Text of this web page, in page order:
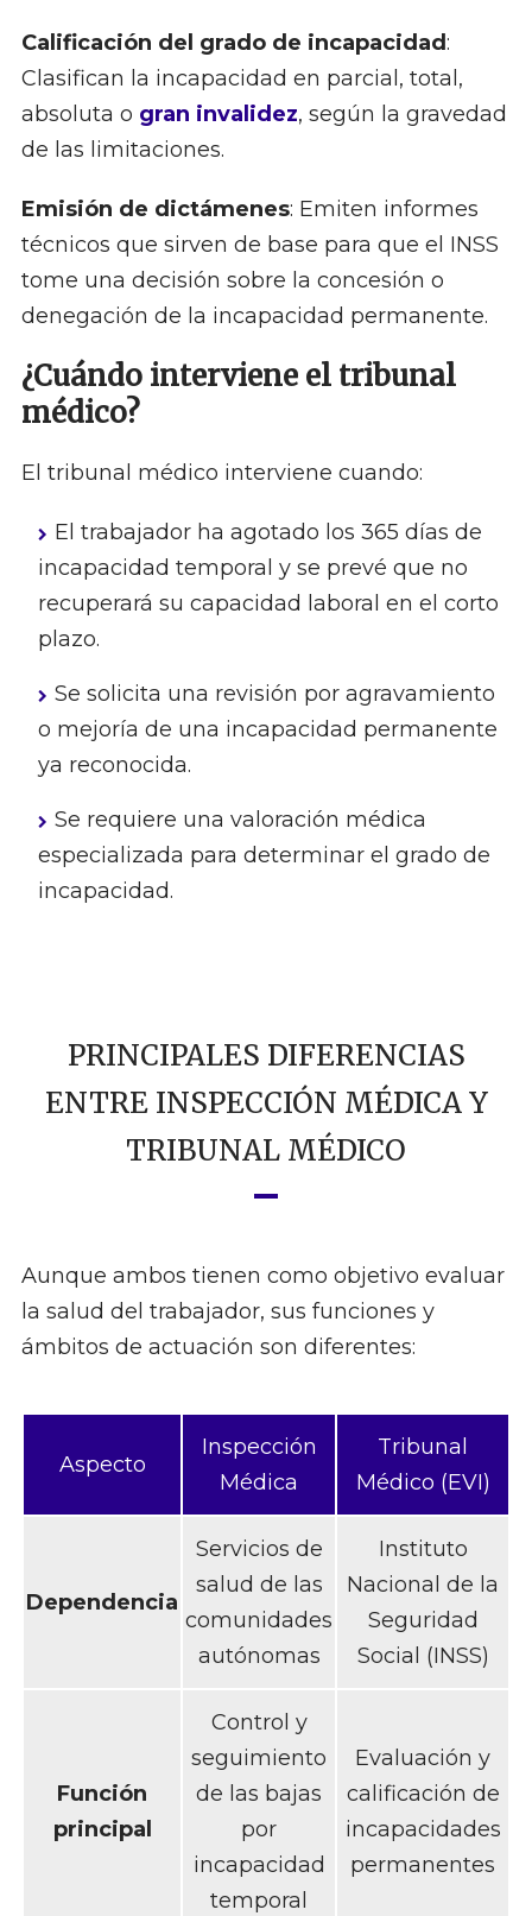
Calificación del grado de incapacidad:
Clasifican la incapacidad en parcial, total,
absoluta o gran invalidez, según la gravedad
de las limitaciones.
Emisión de dictámenes: Emiten informes
técnicos que sirven de base para que el INSS
tome una decisión sobre la concesión o
denegación de la incapacidad permanente.
¿Cuándo interviene el tribunal
médico?
El tribunal médico interviene cuando:
El trabajador ha agotado los 365 días de
incapacidad temporal y se prevé que no
recuperará su capacidad laboral en el corto
plazo.
Se solicita una revisión por agravamiento
o mejoría de una incapacidad permanente
ya reconocida.
Se requiere una valoración médica
especializada para determinar el grado de
incapacidad.
PRINCIPALES DIFERENCIAS
ENTRE INSPECCIÓN MÉDICA Y
TRIBUNAL MÉDICO
Aunque ambos tienen como objetivo evaluar
la salud del trabajador, sus funciones y
ámbitos de actuación son diferentes:
Aspecto
Inspección
Médica
Tribunal
Médico (EVI)
Dependencia
Servicios de
salud de las
comunidades
autónomas
Instituto
Nacional de la
Seguridad
Social (INSS)
Función
principal
Control y
seguimiento
de las bajas
por
incapacidad
temporal
Evaluación y
calificación de
incapacidades
permanentes